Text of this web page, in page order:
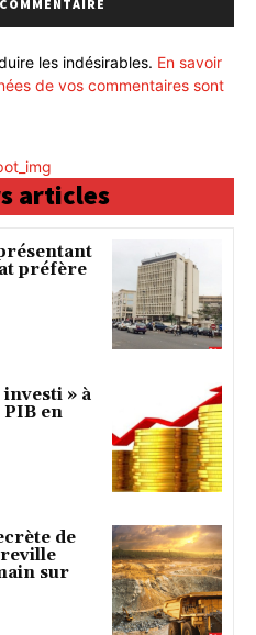
les indésirables. En savoir
de vos commentaires sont
articles
préfère
investi » à
PIB en
de
sur